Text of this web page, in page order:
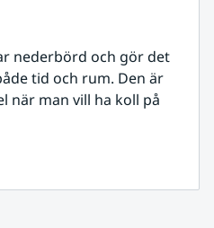
nederbörd och gör det
tid och rum. Den är
när man vill ha koll på